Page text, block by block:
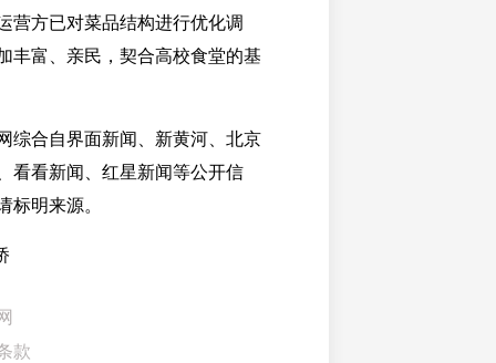
营方已对菜品结构进行优化调
丰富、亲民，契合高校食堂的基
综合自界面新闻、新黄河、北京
看看新闻、红星新闻等公开信
标明来源。
款